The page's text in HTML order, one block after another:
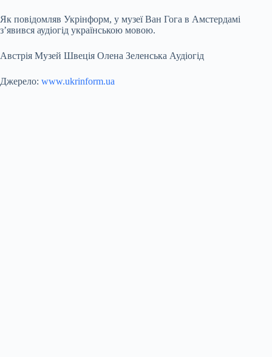
Як повідомляв Укрінформ, у музеї Ван Гога в Амстердамі
з’явився аудіогід українською мовою.
Австрія Музей Швеція Олена Зеленська Аудіогід
Джерело: www.ukrinform.ua